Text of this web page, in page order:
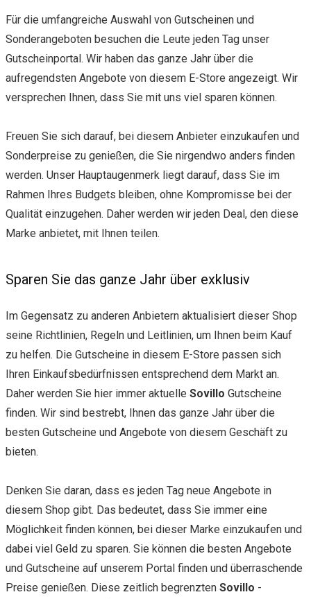
Für die umfangreiche Auswahl von Gutscheinen und
Sonderangeboten besuchen die Leute jeden Tag unser
Gutscheinportal. Wir haben das ganze Jahr über die
aufregendsten Angebote von diesem E-Store angezeigt. Wir
versprechen Ihnen, dass Sie mit uns viel sparen können.
Freuen Sie sich darauf, bei diesem Anbieter einzukaufen und
Sonderpreise zu genießen, die Sie nirgendwo anders finden
werden. Unser Hauptaugenmerk liegt darauf, dass Sie im
Rahmen Ihres Budgets bleiben, ohne Kompromisse bei der
Qualität einzugehen. Daher werden wir jeden Deal, den diese
Marke anbietet, mit Ihnen teilen.
Sparen Sie das ganze Jahr über exklusiv
Im Gegensatz zu anderen Anbietern aktualisiert dieser Shop
seine Richtlinien, Regeln und Leitlinien, um Ihnen beim Kauf
zu helfen. Die Gutscheine in diesem E-Store passen sich
Ihren Einkaufsbedürfnissen entsprechend dem Markt an.
Daher werden Sie hier immer aktuelle Sovillo Gutscheine
finden. Wir sind bestrebt, Ihnen das ganze Jahr über die
besten Gutscheine und Angebote von diesem Geschäft zu
bieten.
Denken Sie daran, dass es jeden Tag neue Angebote in
diesem Shop gibt. Das bedeutet, dass Sie immer eine
Möglichkeit finden können, bei dieser Marke einzukaufen und
dabei viel Geld zu sparen. Sie können die besten Angebote
und Gutscheine auf unserem Portal finden und überraschende
Preise genießen. Diese zeitlich begrenzten Sovillo -